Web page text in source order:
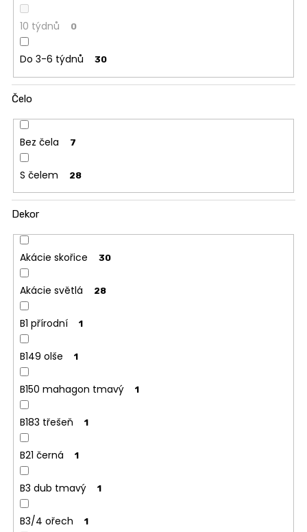
10 týdnů 0
Do 3-6 týdnů 30
Čelo
Bez čela 7
S čelem 28
Dekor
Akácie skořice 30
Akácie světlá 28
B1 přírodní 1
B149 olše 1
B150 mahagon tmavý 1
B183 třešeň 1
B21 černá 1
B3 dub tmavý 1
B3/4 ořech 1